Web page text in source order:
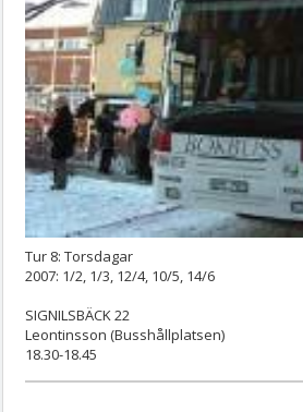
Tur 8: Torsdagar
2007: 1/2, 1/3, 12/4, 10/5, 14/6
SIGNILSBÄCK 22
Leontinsson (Busshållplatsen)
18.30-18.45